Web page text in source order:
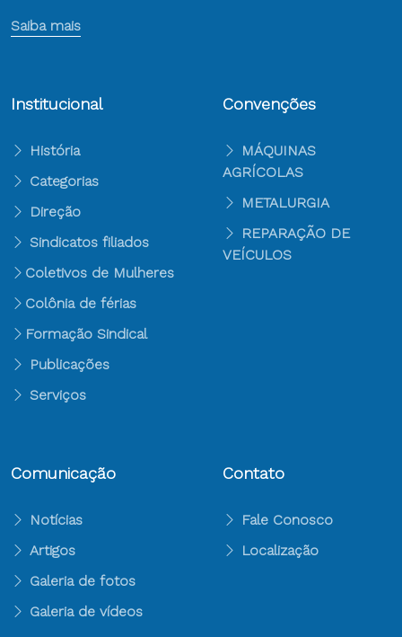
Saiba mais
Institucional
História
Categorias
Direção
Sindicatos filiados
Coletivos de Mulheres
Colônia de férias
Formação Sindical
Publicações
Serviços
Convenções
MÁQUINAS
AGRÍCOLAS
METALURGIA
REPARAÇÃO DE
VEÍCULOS
Comunicação
Notícias
Artigos
Galeria de fotos
Galeria de vídeos
Contato
Fale Conosco
Localização